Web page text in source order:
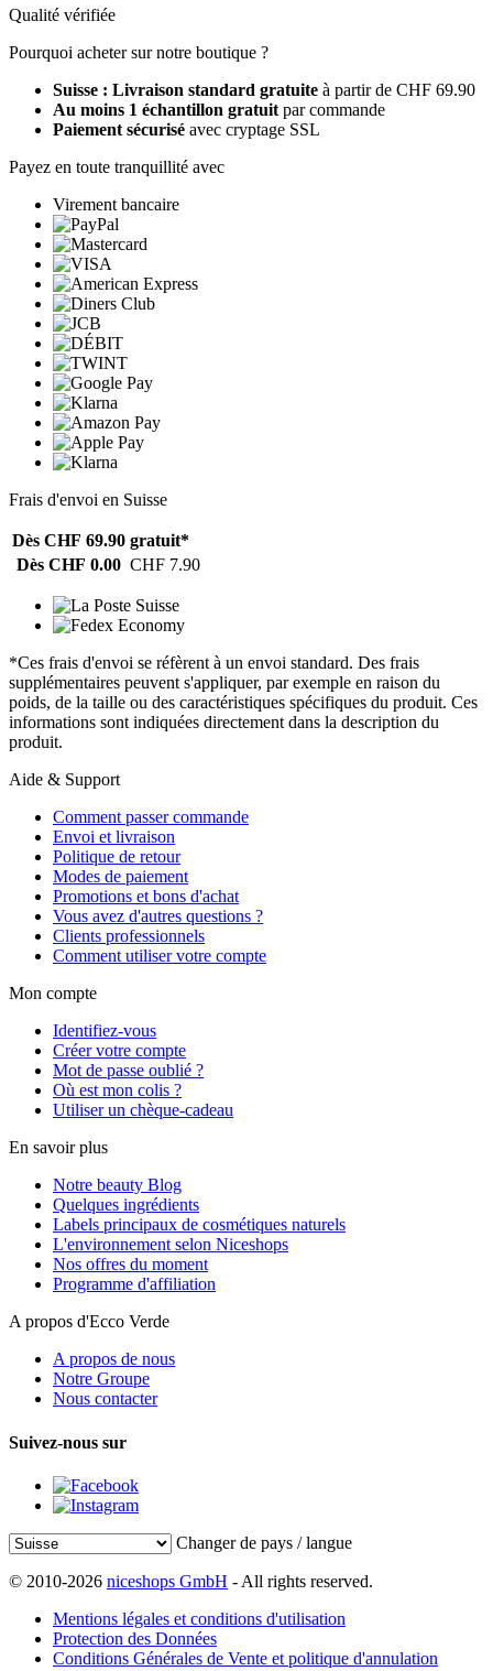
Qualité vérifiée
Pourquoi acheter sur notre boutique ?
Suisse : Livraison standard gratuite à partir de CHF 69.90
Au moins 1 échantillon gratuit par commande
Paiement sécurisé avec cryptage SSL
Payez en toute tranquillité avec
Virement bancaire
Frais d'envoi en Suisse
Dès CHF 69.90 gratuit*
Dès CHF 0.00 CHF 7.90
*Ces frais d'envoi se réfèrent à un envoi standard. Des frais
supplémentaires peuvent s'appliquer, par exemple en raison du
poids, de la taille ou des caractéristiques spécifiques du produit. Ces
informations sont indiquées directement dans la description du
produit.
Aide & Support
Comment passer commande
Envoi et livraison
Politique de retour
Modes de paiement
Promotions et bons d'achat
Vous avez d'autres questions ?
Clients professionnels
Comment utiliser votre compte
Mon compte
Identifiez-vous
Créer votre compte
Mot de passe oublié ?
Où est mon colis ?
Utiliser un chèque-cadeau
En savoir plus
Notre beauty Blog
Quelques ingrédients
Labels principaux de cosmétiques naturels
L'environnement selon Niceshops
Nos offres du moment
Programme d'affiliation
A propos d'Ecco Verde
A propos de nous
Notre Groupe
Nous contacter
Suivez-nous sur
Changer de pays / langue
© 2010-2026 niceshops GmbH - All rights reserved.
Mentions légales et conditions d'utilisation
Protection des Données
Conditions Générales de Vente et politique d'annulation